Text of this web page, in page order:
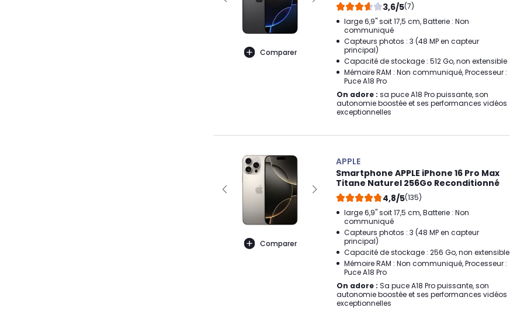
Comparer
3,6/5(7)
large 6,9" soit 17,5 cm, Batterie : Non
communiqué
Capteurs photos : 3 (48 MP en capteur
principal)
Capacité de stockage : 512 Go, non extensible
Mémoire RAM : Non communiqué, Processeur :
Puce A18 Pro
On adore : sa puce A18 Pro puissante, son
autonomie boostée et ses performances vidéos
exceptionnelles
Comparer
APPLE
Smartphone APPLE iPhone 16 Pro Max
Titane Naturel 256Go Reconditionné
4,8/5(135)
large 6,9" soit 17,5 cm, Batterie : Non
communiqué
Capteurs photos : 3 (48 MP en capteur
principal)
Capacité de stockage : 256 Go, non extensible
Mémoire RAM : Non communiqué, Processeur :
Puce A18 Pro
On adore : Sa puce A18 Pro puissante, son
autonomie boostée et ses performances vidéos
exceptionnelles